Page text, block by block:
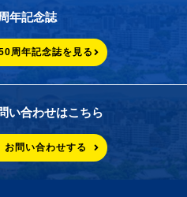
年記念誌
周年記念誌を見る
い合わせはこちら
お問い合わせする